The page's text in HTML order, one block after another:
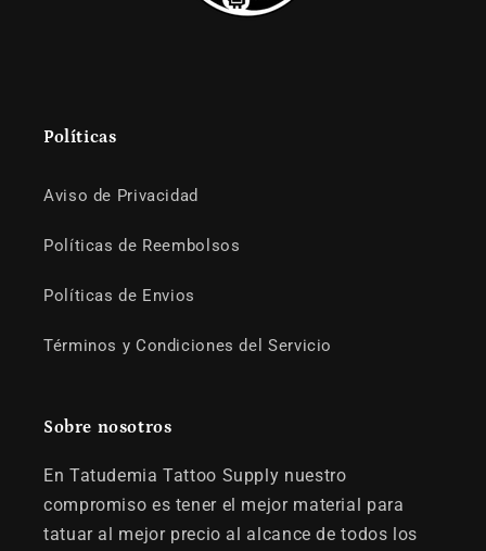
Políticas
Aviso de Privacidad
Políticas de Reembolsos
Políticas de Envios
Términos y Condiciones del Servicio
Sobre nosotros
En Tatudemia Tattoo Supply nuestro
compromiso es tener el mejor material para
tatuar al mejor precio al alcance de todos los